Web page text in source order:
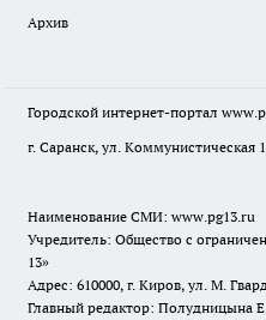
Архив
Городской интернет-портал
г. Саранск, ул. Коммунистическая
Наименование СМИ: www.pg13.ru
Учредитель: Общество с
13»
Адрес: 610000, г. Киров, ул. М.
Главный редактор: Полудницына